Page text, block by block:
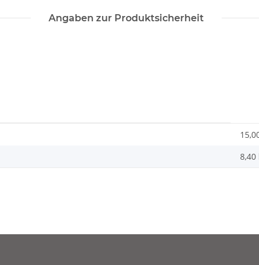
Angaben zur Produktsicherheit
8,40